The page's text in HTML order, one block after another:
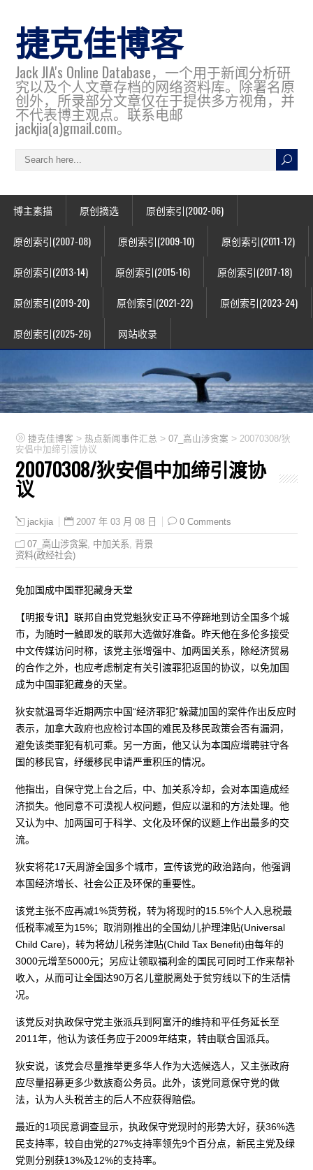
捷克佳博客
Jack JIA's Online Database，一个用于新闻分析研
究以及个人文章存档的网络资料库。除署名原
创外，所录部分文章仅在于提供多方视角，并
不代表博主观点。联系电邮
jackjia(a)gmail.com。
博主素描 原创摘选 原创索引(2002-06)
原创索引(2007-08) 原创索引(2009-10) 原创索引(2011-12)
原创索引(2013-14) 原创索引(2015-16) 原创索引(2017-18)
原创索引(2019-20) 原创索引(2021-22) 原创索引(2023-24)
原创索引(2025-26) 网站收录
捷克佳博客 > 热点新闻事件汇总 >07_高山涉贪案 > 20070308/狄
安倡中加缔引渡协议
20070308/狄安倡中加缔引渡协
议
jackjia 2007 年 03 月 08 日 0 Comments
07_高山涉贪案 中加关系
背景
资料(政经社会)
免加国成中国罪犯藏身天堂
【明报专讯】联邦自由党党魁狄安正马不停蹄地到访全国多个城
市，为随时一触即发的联邦大选做好准备。昨天他在多伦多接受
中文传媒访问时称，该党主张增强中、加两国关系，除经济贸易
的合作之外，也应考虑制定有关引渡罪犯返国的协议，以免加国
成为中国罪犯藏身的天堂。
狄安就温哥华近期两宗中国“经济罪犯”躲藏加国的案件作出反应时
表示，加拿大政府也应检讨本国的难民及移民政策会否有漏洞，
避免该类罪犯有机可乘。另一方面，他又认为本国应增聘驻守各
国的移民官，纾缓移民申请严重积压的情况。
他指出，自保守党上台之后，中、加关系冷却，会对本国造成经
济损失。他同意不可漠视人权问题，但应以温和的方法处理。他
又认为中、加两国可于科学、文化及环保的议题上作出最多的交
流。
狄安将花17天周游全国多个城市，宣传该党的政治路向，他强调
本国经济增长、社会公正及环保的重要性。
该党主张不应再减1%货劳税，转为将现时的15.5%个人入息税最
低税率减至为15%；取消刚推出的全国幼儿护理津贴(Universal
Child Care)，转为将幼儿税务津贴(Child Tax Benefit)由每年的
3000元增至5000元；另应让领取福利金的国民可同时工作来帮补
收入，从而可让全国达90万名儿童脱离处于贫穷线以下的生活情
况。
该党反对执政保守党主张派兵到阿富汗的维持和平任务延长至
2011年，他认为该任务应于2009年结束，转由联合国派兵。
狄安说，该党会尽量推举更多华人作为大选候选人，又主张政府
应尽量招募更多少数族裔公务员。此外，该党同意保守党的做
法，认为人头税苦主的后人不应获得赔偿。
最近的1项民意调查显示，执政保守党现时的形势大好，获36%选
民支持率，较自由党的27%支持率领先9个百分点，新民主党及绿
党则分别获13%及12%的支持率。